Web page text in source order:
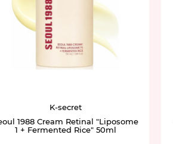
K-secret
1988 Cream Retinal "Liposome
1 + Fermented Rice" 50ml